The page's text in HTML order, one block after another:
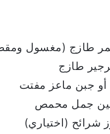
جبن ماعز مفتت
جمل محمص